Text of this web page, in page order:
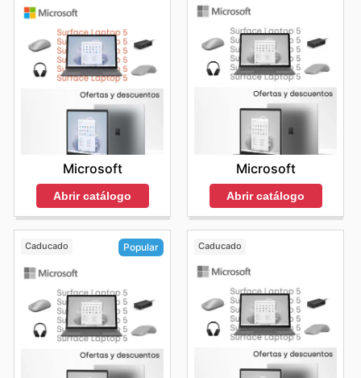
Microsoft
Abrir catálogo
Microsoft
Abrir catálogo
Caducado Popular Caducado